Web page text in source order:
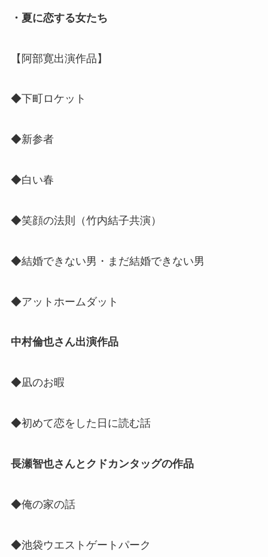
・夏に恋する女たち
【阿部寛出演作品】
◆下町ロケット
◆新参者
◆白い春
◆笑顔の法則（竹内結子共演）
◆結婚できない男・まだ結婚できない男
◆アットホームダット
中村倫也さん出演作品
◆凪のお暇
◆初めて恋をした日に読む話
長瀬智也さんとクドカンタッグの作品
◆俺の家の話
◆池袋ウエストゲートパーク